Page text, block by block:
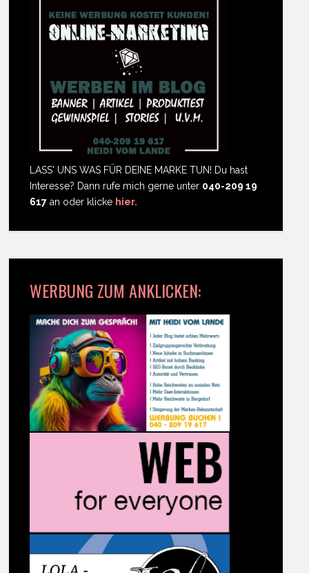
LASS' UNS WAS FÜR DEINE MARKE TUN! Du hast
Interesse? Dann rufe mich gerne unter 040-209 19
617 an oder klicke hier.
WERBUNG ZUM ANKLICKEN: